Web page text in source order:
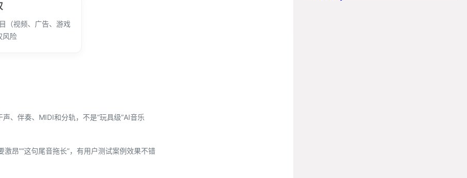
（视频、广告、游戏
风险
、伴奏、MIDI和分轨，不是“玩具级”AI音乐
昂”“这句尾音拖长”，有用户测试案例效果不错